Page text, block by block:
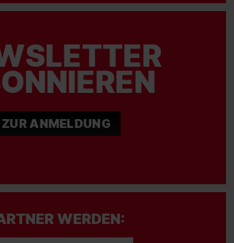
ZUR ANMELDUNG
WERDEN: